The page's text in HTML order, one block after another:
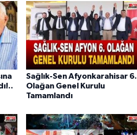
Sağlık-Sen Afyonkarahisar 6.
Olağan Genel Kurulu
Tamamlandı